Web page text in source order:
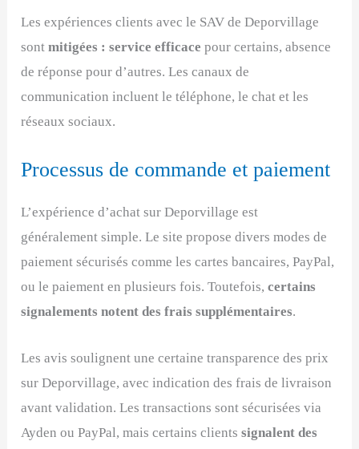
Les expériences clients avec le SAV de Deporvillage
sontmitigées : service efficace pour certains, absence
de réponse pour d’autres. Les canaux de
communication incluent le téléphone, le chat et les
réseaux sociaux.
Processus de commande et paiement
L’expérience d’achat sur Deporvillage est
généralement simple. Le site propose divers modes de
paiement sécurisés comme les cartes bancaires, PayPal,
ou le paiement en plusieurs fois. Toutefois,certains
signalements notent des frais supplémentaires.
Les avis soulignent une certaine transparence des prix
sur Deporvillage, avec indication des frais de livraison
avant validation. Les transactions sont sécurisées via
Ayden ou PayPal, mais certains clientssignalent des